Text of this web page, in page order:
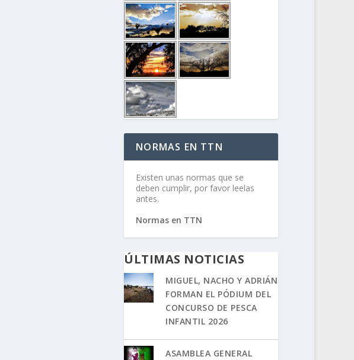
NORMAS EN TTN
Existen unas normas que se
deben cumplir, por favor leelas
antes.
Normas en TTN
ÚLTIMAS NOTICIAS
MIGUEL, NACHO Y ADRIÁN
FORMAN EL PÓDIUM DEL
CONCURSO DE PESCA
INFANTIL 2026
ASAMBLEA GENERAL